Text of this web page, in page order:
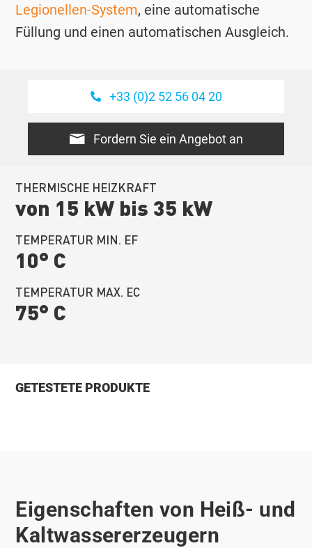
Legionellen-System, eine automatische
Füllung und einen automatischen Ausgleich.
+33 (0)2 52 56 04 20
Fordern Sie ein Angebot an
THERMISCHE HEIZKRAFT
von 15 kW bis 35 kW
TEMPERATUR MIN. EF
10° C
TEMPERATUR MAX. EC
75° C
GETESTETE PRODUKTE
Eigenschaften von Heiß- und
Kaltwassererzeugern